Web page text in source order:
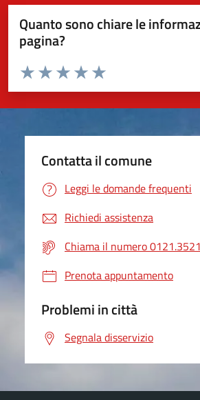
Quanto sono chiare le
pagina?
Valuta da 1 a 5 stelle la pagina
Valuta 5 stelle su 5
Valuta 4 stelle su 5
Valuta 3 stelle su 5
Valuta 2 stelle su 5
Valuta 1 stelle su 5
Contatta il comune
Leggi le domande frequenti
Richiedi assistenza
Chiama il numero
Prenota appuntamento
Problemi in città
Segnala disservizio